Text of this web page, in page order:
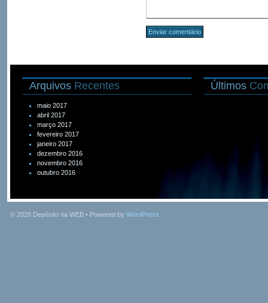
Arquivos Recentes
maio 2017
abril 2017
março 2017
fevereiro 2017
janeiro 2017
dezembro 2016
novembro 2016
outubro 2016
Últimos
© 2026 Depósito na WEB • Powered by WordPress